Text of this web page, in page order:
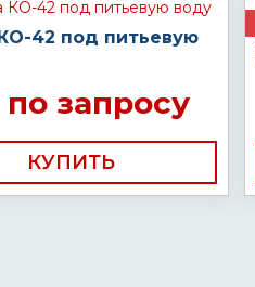
42 под питьевую
запросу
КУПИТЬ